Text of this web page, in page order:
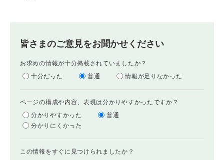
皆さまのご意見をお聞かせください
お求めの情報が十分掲載されていましたか？
十分だった
普通 情報が足りなかった
ページの構成や内容、表現は分かりやすかったですか？
分かりやすかった
普通
分かりにくかった
この情報をすぐに見つけられましたか？